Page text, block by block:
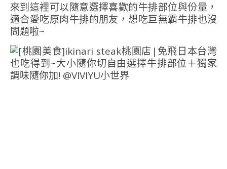
來到這裡可以隨意選擇喜歡的牛排部位與份量，
適合愛吃原肉牛排的朋友，想吃巨無霸牛排也沒
問題啦~